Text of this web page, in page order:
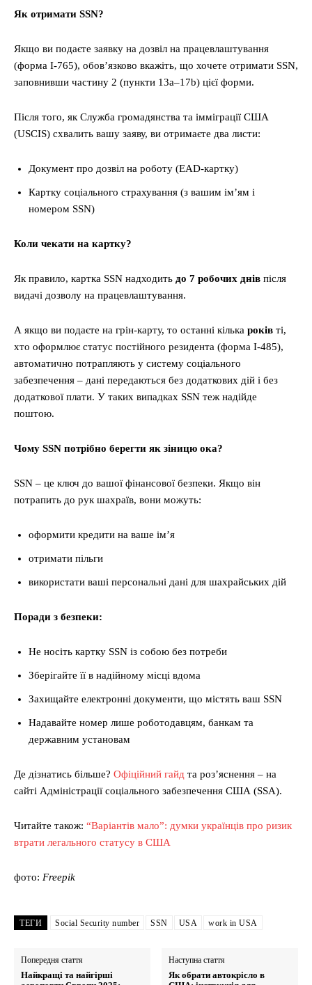
Як отримати SSN?
Якщо ви подаєте заявку на дозвіл на працевлаштування
(форма I-765), обов’язково вкажіть, що хочете отримати SSN,
заповнивши частину 2 (пункти 13a–17b) цієї форми.
Після того, як Служба громадянства та імміграції США
(USCIS) схвалить вашу заяву, ви отримаєте два листи:
Документ про дозвіл на роботу (EAD-картку)
Картку соціального страхування (з вашим ім’ям і
номером SSN)
Коли чекати на картку?
Як правило, картка SSN надходить до 7 робочих днів після
видачі дозволу на працевлаштування.
А якщо ви подаєте на грін-карту, то останні кілька років ті,
хто оформлює статус постійного резидента (форма I-485),
автоматично потрапляють у систему соціального
забезпечення – дані передаються без додаткових дій і без
додаткової плати. У таких випадках SSN теж надійде
поштою.
Чому SSN потрібно берегти як зіницю ока?
SSN – це ключ до вашої фінансової безпеки. Якщо він
потрапить до рук шахраїв, вони можуть:
оформити кредити на ваше ім’я
отримати пільги
використати ваші персональні дані для шахрайських дій
Поради з безпеки:
Не носіть картку SSN із собою без потреби
Зберігайте її в надійному місці вдома
Захищайте електронні документи, що містять ваш SSN
Надавайте номер лише роботодавцям, банкам та
державним установам
Де дізнатись більше? Офіційний гайд та роз’яснення – на
сайті Адміністрації соціального забезпечення США (SSA).
Читайте також: “Варіантів мало”: думки українців про ризик
втрати легального статусу в США
фото: Freepik
ТЕГИ Social Security number SSN USA work in USA
Попередня стаття
Найкращі та найгірші
Наступна стаття
Як обрати автокрісло в